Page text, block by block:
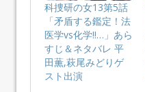
科捜研の女13第5話
「矛盾する鑑定！法
医学vs化学!!…」あら
すじ＆ネタバレ 平
田薫,萩尾みどりゲ
スト出演